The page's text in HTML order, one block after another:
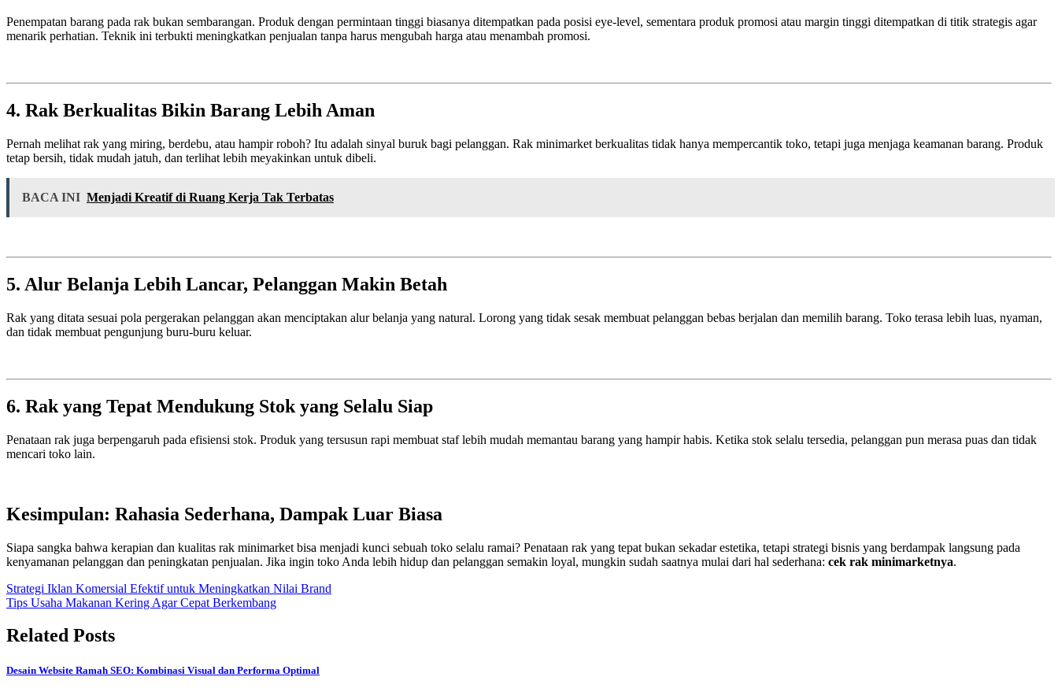
Penempatan barang pada rak bukan sembarangan. Produk dengan permintaan tinggi biasanya ditempatkan pada posisi eye-level, sementara produk promosi atau margin tinggi ditempatkan di titik strategis agar
menarik perhatian. Teknik ini terbukti meningkatkan penjualan tanpa harus mengubah harga atau menambah promosi.
4. Rak Berkualitas Bikin Barang Lebih Aman
Pernah melihat rak yang miring, berdebu, atau hampir roboh? Itu adalah sinyal buruk bagi pelanggan. Rak minimarket berkualitas tidak hanya mempercantik toko, tetapi juga menjaga keamanan barang. Produk
tetap bersih, tidak mudah jatuh, dan terlihat lebih meyakinkan untuk dibeli.
BACA INI Menjadi Kreatif di Ruang Kerja Tak Terbatas
5. Alur Belanja Lebih Lancar, Pelanggan Makin Betah
Rak yang ditata sesuai pola pergerakan pelanggan akan menciptakan alur belanja yang natural. Lorong yang tidak sesak membuat pelanggan bebas berjalan dan memilih barang. Toko terasa lebih luas, nyaman,
dan tidak membuat pengunjung buru-buru keluar.
6. Rak yang Tepat Mendukung Stok yang Selalu Siap
Penataan rak juga berpengaruh pada efisiensi stok. Produk yang tersusun rapi membuat staf lebih mudah memantau barang yang hampir habis. Ketika stok selalu tersedia, pelanggan pun merasa puas dan tidak
mencari toko lain.
Kesimpulan: Rahasia Sederhana, Dampak Luar Biasa
Siapa sangka bahwa kerapian dan kualitas rak minimarket bisa menjadi kunci sebuah toko selalu ramai? Penataan rak yang tepat bukan sekadar estetika, tetapi strategi bisnis yang berdampak langsung pada
kenyamanan pelanggan dan peningkatan penjualan. Jika ingin toko Anda lebih hidup dan pelanggan semakin loyal, mungkin sudah saatnya mulai dari hal sederhana: cek rak minimarketnya.
Post
navigation
Strategi Iklan Komersial Efektif untuk Meningkatkan Nilai Brand
Tips Usaha Makanan Kering Agar Cepat Berkembang
Related Posts
Desain Website Ramah SEO: Kombinasi Visual dan Performa Optimal